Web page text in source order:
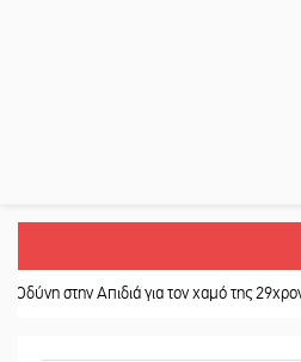
Απιδιά για τον χαμό της 29χρονης